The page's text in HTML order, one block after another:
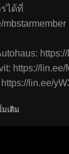
ได้ที่
mbstarmember
https://lin.ee/
https://lin.ee/
มเติม